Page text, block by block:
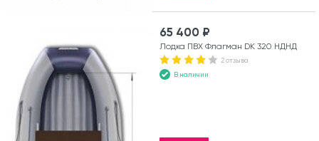
65 400 ₽
Лодка ПВХ Флагман DK 320 НДНД
2 отзыва
В наличии